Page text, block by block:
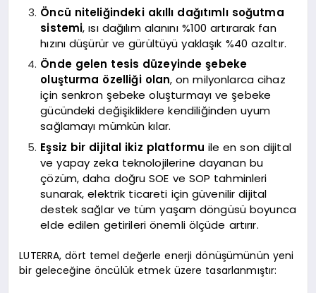
Öncü niteliğindeki akıllı dağıtımlı soğutma
sistemi, ısı dağılım alanını %100 artırarak fan
hızını düşürür ve gürültüyü yaklaşık %40 azaltır.
Önde gelen tesis düzeyinde şebeke
oluşturma özelliği olan, on milyonlarca cihaz
için senkron şebeke oluşturmayı ve şebeke
gücündeki değişikliklere kendiliğinden uyum
sağlamayı mümkün kılar.
Eşsiz bir dijital ikiz platformu ile en son dijital
ve yapay zeka teknolojilerine dayanan bu
çözüm, daha doğru SOE ve SOP tahminleri
sunarak, elektrik ticareti için güvenilir dijital
destek sağlar ve tüm yaşam döngüsü boyunca
elde edilen getirileri önemli ölçüde artırır.
LUTERRA, dört temel değerle enerji dönüşümünün yeni
bir geleceğine öncülük etmek üzere tasarlanmıştır: